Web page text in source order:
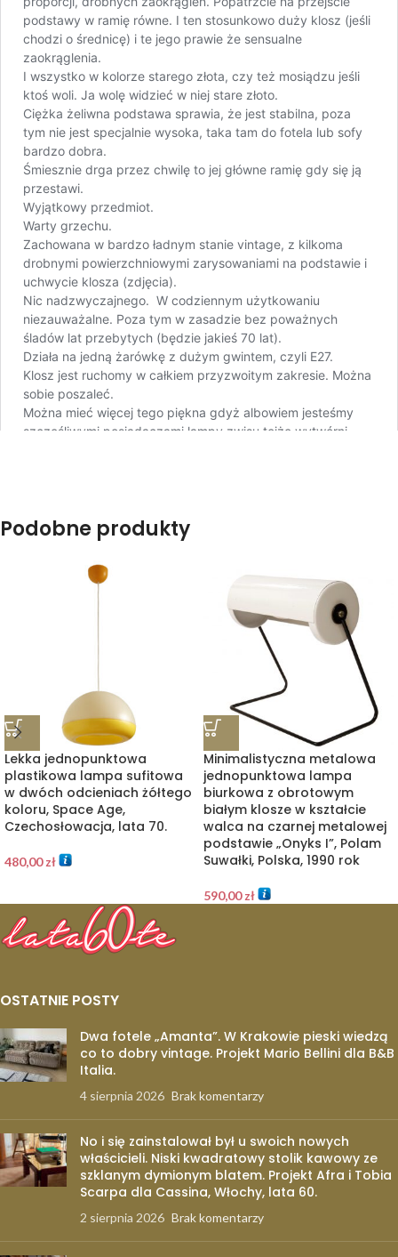
Podobne produkty
Lekka jednopunktowa
plastikowa lampa sufitowa
w dwóch odcieniach żółtego
koloru, Space Age,
Czechosłowacja, lata 70.
480,00zł
Minimalistyczna metalowa
jednopunktowa lampa
biurkowa z obrotowym
białym klosze w kształcie
walca na czarnej metalowej
podstawie „Onyks I”, Polam
Suwałki, Polska, 1990 rok
590,00zł
OSTATNIE POSTY
Dwa fotele „Amanta”. W Krakowie pieski wiedzą
co to dobry vintage. Projekt Mario Bellini dla B&B
Italia.
4 sierpnia 2026 Brak komentarzy
No i się zainstalował był u swoich nowych
właścicieli. Niski kwadratowy stolik kawowy ze
szklanym dymionym blatem. Projekt Afra i Tobia
Scarpa dla Cassina, Włochy, lata 60.
2 sierpnia 2026 Brak komentarzy